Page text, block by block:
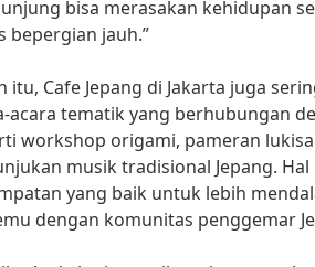
bisa merasakan kehidupan
bepergian jauh.”
itu, Cafe Jepang di Jakarta juga
acara tematik yang berhubungan
workshop origami, pameran
musik tradisional Jepang.
yang baik untuk lebih
dengan komunitas penggemar